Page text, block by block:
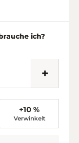
ich?
+
+10 %
Verwinkelt